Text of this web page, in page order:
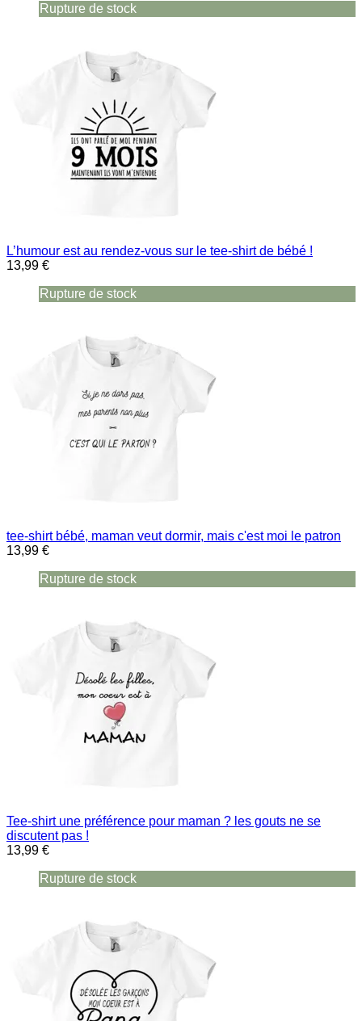
Rupture de stock
L’humour est au rendez-vous sur le tee-shirt de bébé !
13,99 €
Rupture de stock
tee-shirt bébé, maman veut dormir, mais c'est moi le patron
13,99 €
Rupture de stock
Tee-shirt une préférence pour maman ? les gouts ne se
discutent pas !
13,99 €
Rupture de stock